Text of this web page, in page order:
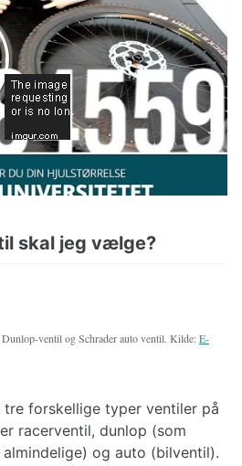
skal jeg vælge?
ventil og Schrader auto ventil. Kilde:E-
forskellige typer ventiler på
racerventil, dunlop (som
og auto (bilventil).